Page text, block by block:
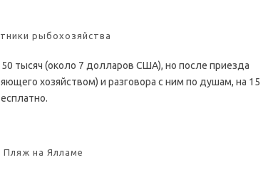
рыбохозяйства
тысяч (около 7 долларов США), но после приезда
хозяйством) и разговора с ним по душам, на 15
Пляж на Ялламе